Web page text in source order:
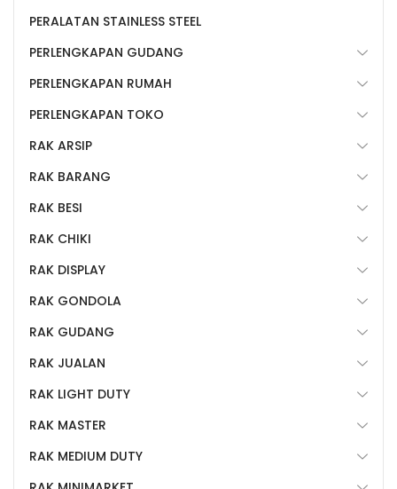
PERALATAN STAINLESS STEEL
PERLENGKAPAN GUDANG
PERLENGKAPAN RUMAH
PERLENGKAPAN TOKO
RAK ARSIP
RAK BARANG
RAK BESI
RAK CHIKI
RAK DISPLAY
RAK GONDOLA
RAK GUDANG
RAK JUALAN
RAK LIGHT DUTY
RAK MASTER
RAK MEDIUM DUTY